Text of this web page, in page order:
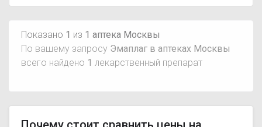
Показано 1 из 1 аптека Москвы
По вашему запросу Эмаплаг в аптеках Москвы
всего найдено 1 лекарственный препарат